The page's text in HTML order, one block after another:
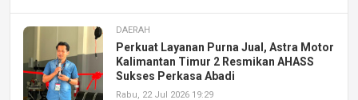
DAERAH
Perkuat Layanan Purna Jual, Astra Motor
Kalimantan Timur 2 Resmikan AHASS
Sukses Perkasa Abadi
Rabu, 22 Jul 2026 19:29